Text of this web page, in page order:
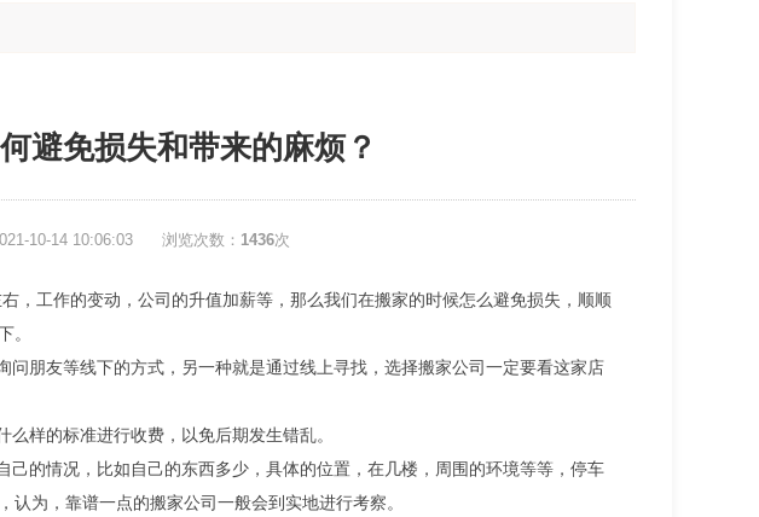
避免损失和带来的麻烦？
10-14 10:06:03 浏览次数： 1436次
，工作的变动，公司的升值加薪等，那么我们在搬家的时候怎么避免损失，顺顺
。
朋友等线下的方式，另一种就是通过线上寻找，选择搬家公司一定要看这家店
样的标准进行收费，以免后期发生错乱。
的情况，比如自己的东西多少，具体的位置，在几楼，周围的环境等等，停车
为，靠谱一点的搬家公司一般会到实地进行考察。